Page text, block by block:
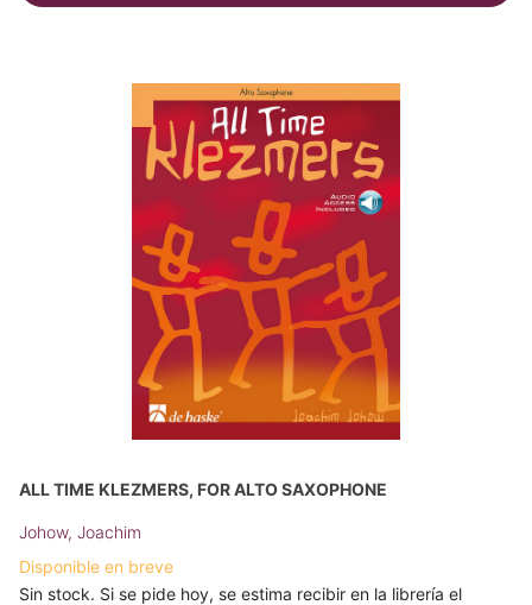
ALL TIME KLEZMERS, FOR ALTO SAXOPHONE
Johow, Joachim
Disponible en breve
Sin stock. Si se pide hoy, se estima recibir en la librería el